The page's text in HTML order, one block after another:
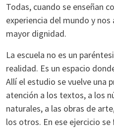
Todas, cuando se enseñan
experiencia del mundo y
mayor dignidad.
La escuela no es un
realidad. Es un espacio
Allí el estudio se vuelve una
atención a los textos, a los
naturales, a las obras de
los otros. En ese ejercicio